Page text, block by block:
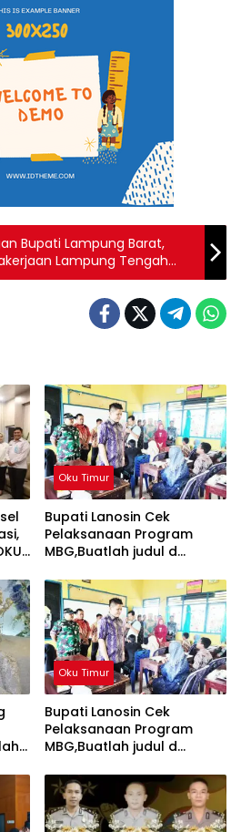
Bupati Lampung Barat,
Lampung Tengah
Jaminan
judul di samping menjadi lebih
Oku Timur
Bupati Lanosin Cek
Pelaksanaan Program
MBG,Buatlah judul d
menarik
Oku Timur
Bupati Lanosin Cek
Pelaksanaan Program
MBG,Buatlah judul d
menarik